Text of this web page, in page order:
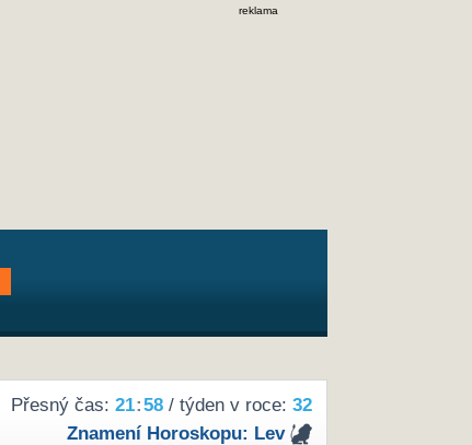
reklama
Přesný čas: 21 58/ týden v roce: 32
Znamení Horoskopu: Lev